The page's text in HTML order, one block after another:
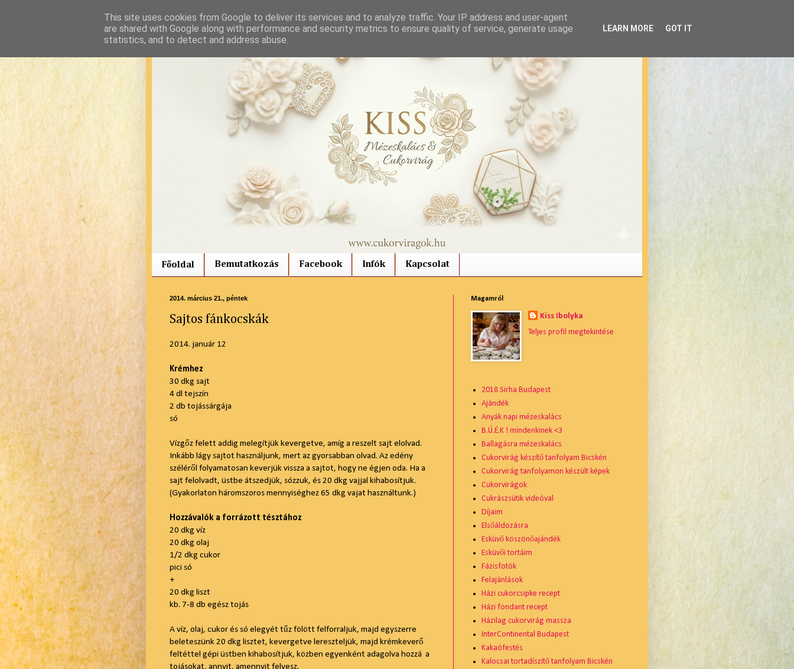
Főoldal Bemutatkozás Facebook Infók Kapcsolat
2014. március 21., péntek
Sajtos fánkocskák
2014. január 12
Krémhez
30 dkg sajt
4 dl tejszín
2 db tojássárgája
só
Vízgőz felett addig melegítjük kevergetve, amíg a reszelt sajt elolvad.
Inkább lágy sajtot használjunk, mert az gyorsabban olvad. Az edény
széléről folyamatosan keverjük vissza a sajtot, hogy ne égjen oda. Ha a
sajt felolvadt, üstbe átszedjük, sózzuk, és 20 dkg vajjal kihabosítjuk.
(Gyakorlaton háromszoros mennyiséghez 65 dkg vajat használtunk.)
Hozzávalók a forrázott tésztához
20 dkg víz
20 dkg olaj
1/2 dkg cukor
pici só
+
20 dkg liszt
kb. 7-8 db egész tojás
A víz, olaj, cukor és só elegyét tűz fölött felforraljuk, majd egyszerre
beleteszünk 20 dkg lisztet, kevergetve lereszteljük, majd krémkeverő
feltéttel gépi üstben kihabosítjuk, közben egyenként adagolva hozzá a
tojásokat, annyit, amennyit felvesz.
Magamról
Kiss Ibolyka
Teljes profil megtekintése
2018 Sirha Budapest
Ajándék
Anyák napi mézeskalács
B.Ú.É.K ! mindenkinek <3
Ballagásra mézeskalács
Cukorvirág készítő tanfolyam Bicskén
Cukorvirág tanfolyamon készült képek
Cukorvirágok
Cukrászsütik videóval
Díjaim
Elsőáldozásra
Esküvő köszönőajándék
Esküvői tortáim
Fázisfotók
Felajánlások
Házi cukorcsipke recept
Házi fondant recept
Házilag cukorvirág massza
InterContinental Budapest
Kakaófestés
Kalocsai tortadíszítő tanfolyam Bicskén
This site uses cookies from Google to deliver its services and to analyze traffic. Your IP address and user-agent
are shared with Google along with performance and security metrics to ensure quality of service, generate usage
statistics, and to detect and address abuse.
LEARN MORE GOT IT